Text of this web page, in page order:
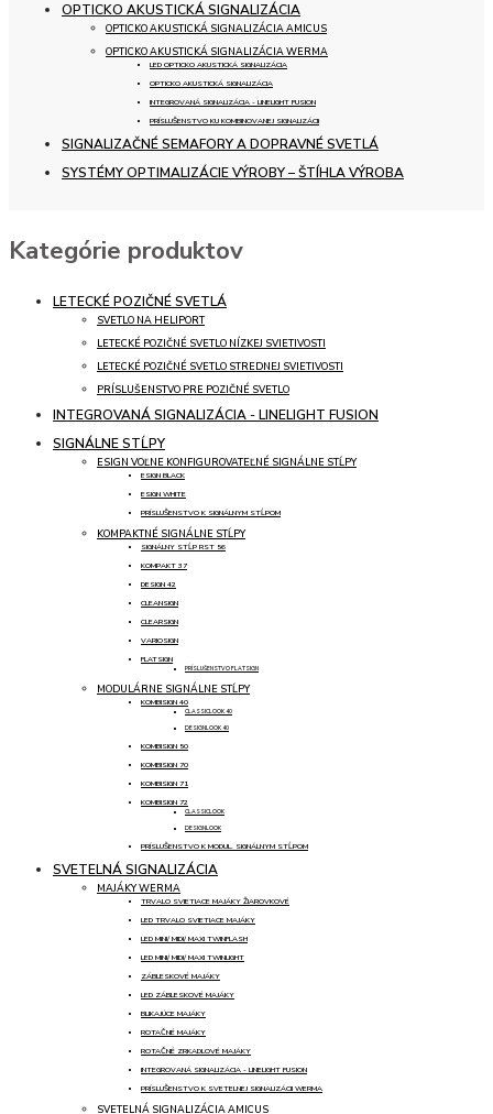
OPTICKO AKUSTICKÁ SIGNALIZÁCIA
OPTICKO AKUSTICKÁ SIGNALIZÁCIA AMICUS
OPTICKO AKUSTICKÁ SIGNALIZÁCIA WERMA
LED OPTICKO AKUSTICKÁ SIGNALIZÁCIA
OPTICKO AKUSTICKÁ SIGNALIZÁCIA
INTEGROVANÁ SIGNALIZÁCIA - LINELIGHT FUSION
PRÍSLUŠENSTVO KU KOMBINOVANEJ SIGNALIZÁCII
SIGNALIZAČNÉ SEMAFORY A DOPRAVNÉ SVETLÁ
SYSTÉMY OPTIMALIZÁCIE VÝROBY – ŠTÍHLA VÝROBA
Kategórie produktov
LETECKÉ POZIČNÉ SVETLÁ
SVETLO NA HELIPORT
LETECKÉ POZIČNÉ SVETLO NÍZKEJ SVIETIVOSTI
LETECKÉ POZIČNÉ SVETLO STREDNEJ SVIETIVOSTI
PRÍSLUŠENSTVO PRE POZIČNÉ SVETLO
INTEGROVANÁ SIGNALIZÁCIA - LINELIGHT FUSION
SIGNÁLNE STĹPY
ESIGN VOĽNE KONFIGUROVATEĽNÉ SIGNÁLNE STĹPY
ESIGN BLACK
ESIGN WHITE
PRÍSLUŠENSTVO K SIGNÁLNYM STĹPOM
KOMPAKTNÉ SIGNÁLNE STĹPY
SIGNÁLNY STĹP RST 56
KOMPAKT 37
DESIGN 42
CLEANSIGN
CLEARSIGN
VARIOSIGN
FLATSIGN
PRÍSLUŠENSTVO FLATSIGN
MODULÁRNE SIGNÁLNE STĹPY
KOMBISIGN 40
CLASSICLOOK 40
DESIGNLOOK 40
KOMBISIGN 50
KOMBISIGN 70
KOMBISIGN 71
KOMBISIGN 72
CLASSICLOOK
DESIGNLOOK
PRÍSLUŠENSTVO K MODUL. SIGNÁLNYM STĹPOM
SVETELNÁ SIGNALIZÁCIA
MAJÁKY WERMA
TRVALO SVIETIACE MAJÁKY ŽIAROVKOVÉ
LED TRVALO SVIETIACE MAJÁKY
LED MINI/ MIDI/ MAXI TWINFLASH
LED MINI/ MIDI/ MAXI TWINLIGHT
ZÁBLESKOVÉ MAJÁKY
LED ZÁBLESKOVÉ MAJÁKY
BLIKAJÚCE MAJÁKY
ROTAČNÉ MAJÁKY
ROTAČNÉ ZRKADLOVÉ MAJÁKY
INTEGROVANÁ SIGNALIZÁCIA - LINELIGHT FUSION
PRÍSLUŠENSTVO K SVETELNEJ SIGNALIZÁCII WERMA
SVETELNÁ SIGNALIZÁCIA AMICUS